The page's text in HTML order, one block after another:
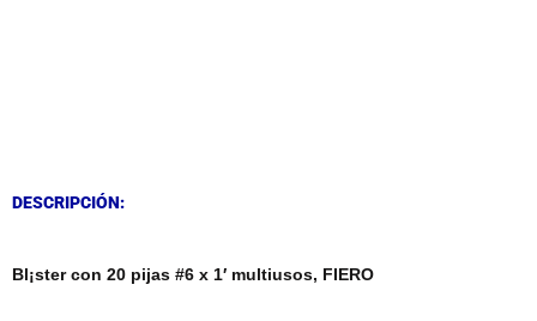
DESCRIPCIÓN:
Bl¡ster con 20 pijas #6 x 1′ multiusos, FIERO